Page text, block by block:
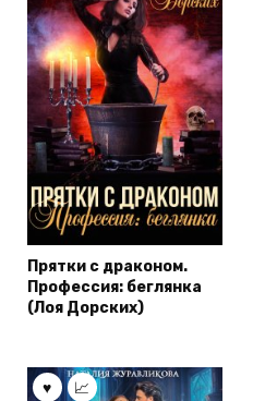
Прятки с драконом.
Профессия: беглянка
(Лоя Дорских)